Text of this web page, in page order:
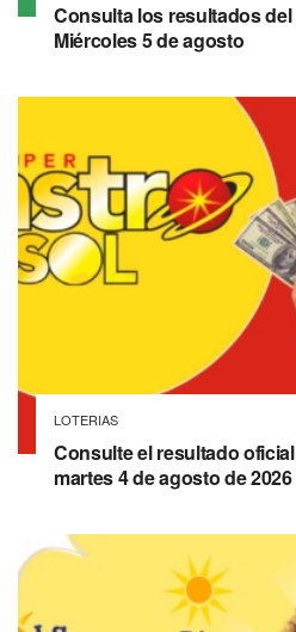
Consulta los resultados
Miércoles 5 de agosto
LOTERIAS
Consulte el resultado
martes 4 de agosto de 2026